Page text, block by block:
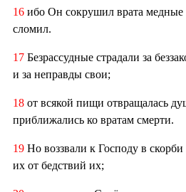
16 ибо Он сокрушил врата медные
сломил.
17 Безрассудные страдали за
и за неправды свои;
18 от всякой пищи отвращалась
приближались ко вратам смерти.
19 Но воззвали к Господу в
их от бедствий их;